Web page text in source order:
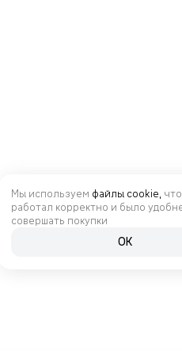
Мы используем файлы cookie,
работал корректно и было
совершать покупки
OK